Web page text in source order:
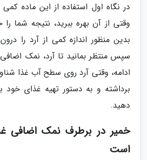
در نگاه اول استفاده از این ماده
وقتی از آن بهره ببرید، نتیجه شما
بدین منظور اندازه کمی از آرد را
سپس منتظر بمانید تا آرد، نمک
ادامه، وقتی آرد روی سطح آب غذا
برداشته و به دستور تهیه غذای خود
دهید.
خمیر در برطرف نمک اضافی
است